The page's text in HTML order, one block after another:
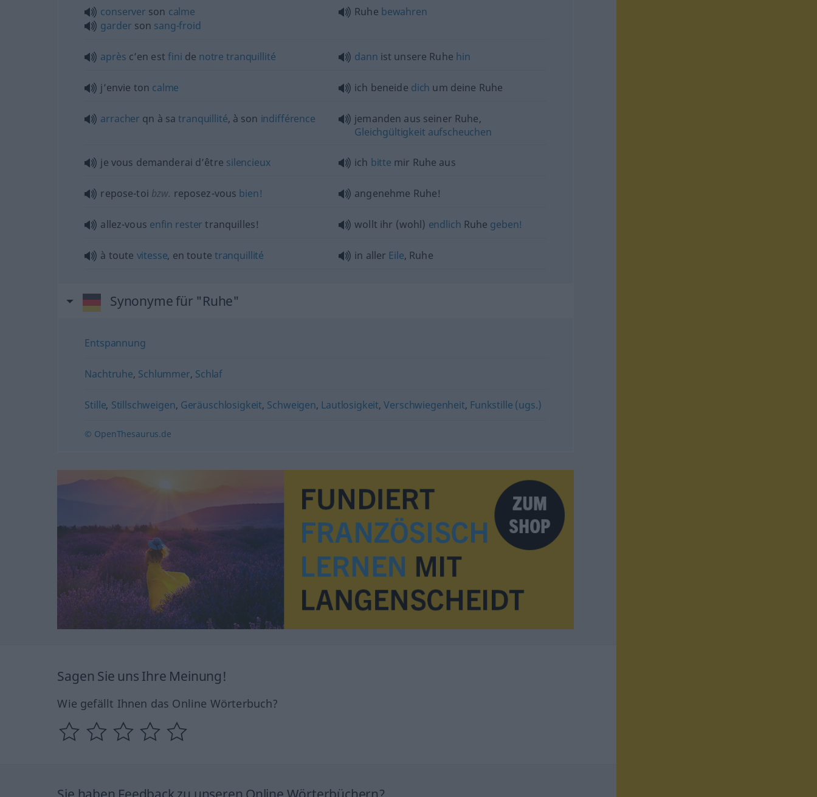
conserver son calme
garder son sang-froid
Ruhe bewahren
après c’en estfini de notre tranquillité dann ist unsere Ruhe hin
j’envie ton calme ich beneide dich um deine Ruhe
arracher qn à satranquillité, à son indifférence
jemanden aus seiner Ruhe,
Gleichgültigkeit aufscheuchen
je vous demanderai d’être silencieux ich bitte mir Ruhe aus
repose-toi bzw. reposez-vous bien! angenehme Ruhe!
allez-vous enfin rester tranquilles! wollt ihr (wohl) endlich Ruhe geben!
à toute vitesse, en toute tranquillité in aller Eile, Ruhe
Synonyme für "Ruhe"
Entspannung
Nachtruhe, Schlummer, Schlaf
Stille, Stillschweigen, Geräuschlosigkeit, Schweigen, Lautlosigkeit,Verschwiegenheit, Funkstille (ugs.)
© OpenThesaurus.de
Sagen Sie uns Ihre Meinung!
Wie gefällt Ihnen das Online Wörterbuch?